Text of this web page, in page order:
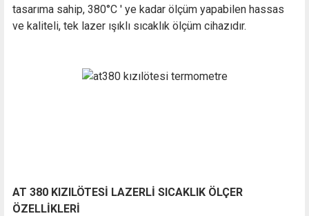
tasarıma sahip, 380°C ' ye kadar ölçüm yapabilen hassas
ve kaliteli, tek lazer ışıklı sıcaklık ölçüm cihazıdır.
AT 380 KIZILÖTESİ LAZERLİ SICAKLIK ÖLÇER
ÖZELLİKLERİ